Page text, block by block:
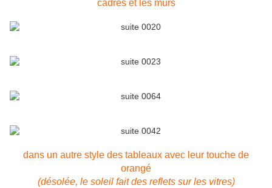
cadres et les murs
dans un autre style des tableaux avec leur touche de
orangé
(désolée, le soleil fait des reflets sur les vitres)